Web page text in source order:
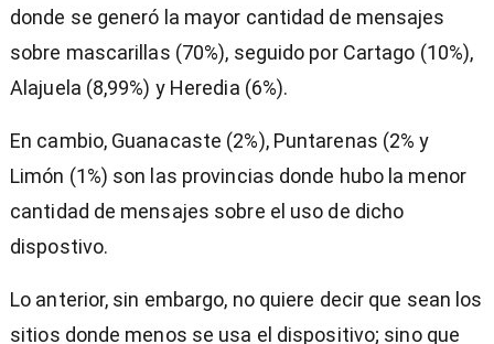
donde se generó la mayor cantidad de mensajes
sobre mascarillas (70%), seguido por Cartago (10%),
Alajuela (8,99%) y Heredia (6%).
En cambio, Guanacaste (2%), Puntarenas (2% y
Limón (1%) son las provincias donde hubo la menor
cantidad de mensajes sobre el uso de dicho
dispostivo.
Lo anterior, sin embargo, no quiere decir que sean los
sitios donde menos se usa el dispositivo; sino que